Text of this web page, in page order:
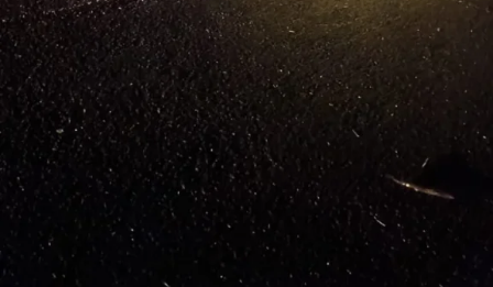
Melhorias previstas
A primeira audiência pública para apresentar as
condições gerais que orientariam a licitação para a
concessão do transporte público municipal foi realizada
no dia 31 de julho deste ano. Na ocasião, Busato
ressaltou que este era um tema importante para a cidade.
“Desde o primeiro dia da nossa administração, estamos
tomando atitudes para a melhoria do sistema de
transportes. Esta é uma obrigação que nós temos, um
compromisso que assumimos com os canoenses”.